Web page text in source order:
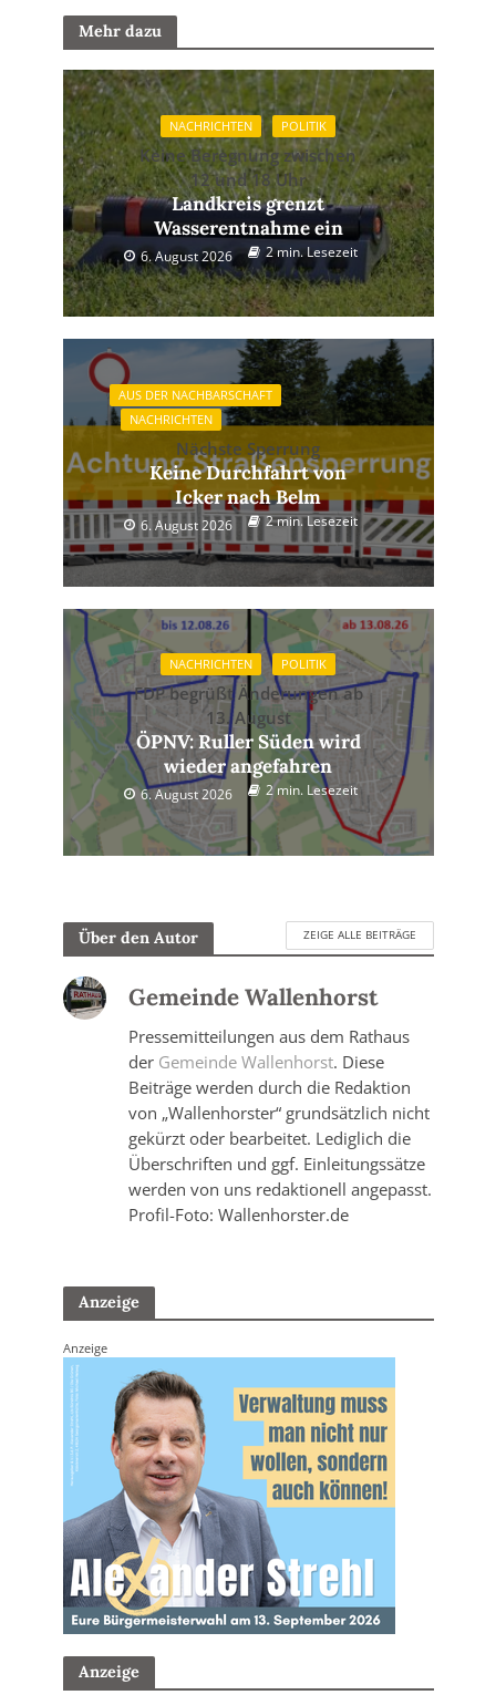
Mehr dazu
NACHRICHTEN POLITIK
Keine Beregnung zwischen
12 und 18 Uhr
Landkreis grenzt
Wasserentnahme ein
6. August 2026 2 min. Lesezeit
AUS DER NACHBARSCHAFT
NACHRICHTEN
Nächste Sperrung
Keine Durchfahrt von
Icker nach Belm
6. August 2026 2 min. Lesezeit
NACHRICHTEN POLITIK
FDP begrüßt Änderungen ab
13. August
ÖPNV: Ruller Süden wird
wieder angefahren
6. August 2026 2 min. Lesezeit
Über den Autor ZEIGE ALLE BEITRÄGE
Gemeinde Wallenhorst
Pressemitteilungen aus dem Rathaus
der Gemeinde Wallenhorst. Diese
Beiträge werden durch die Redaktion
von „Wallenhorster“ grundsätzlich nicht
gekürzt oder bearbeitet. Lediglich die
Überschriften und ggf. Einleitungssätze
werden von uns redaktionell angepasst.
Profil-Foto: Wallenhorster.de
Anzeige
Anzeige
Anzeige